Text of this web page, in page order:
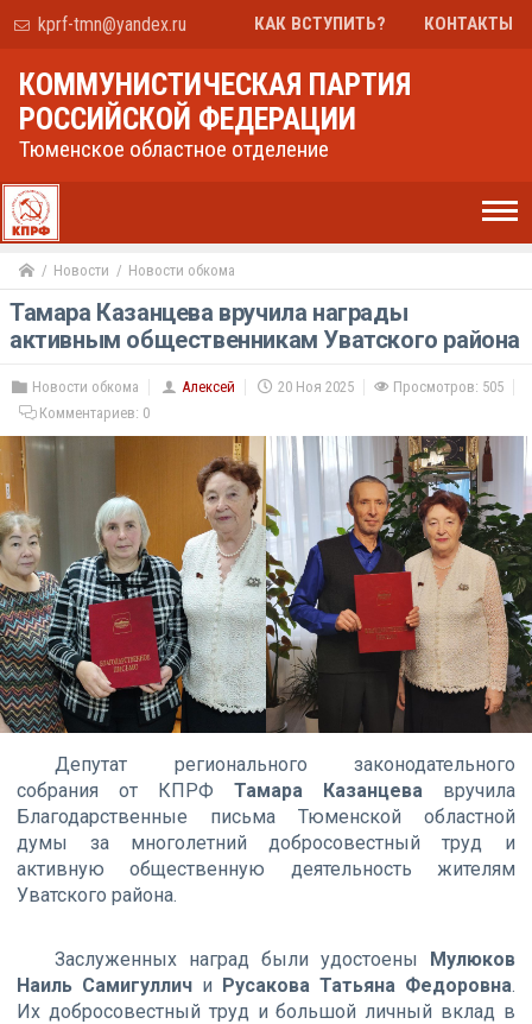
kprf-tmn@yandex.ru КАК ВСТУПИТЬ? КОНТАКТЫ
КОММУНИСТИЧЕСКАЯ ПАРТИЯ
РОССИЙСКОЙ ФЕДЕРАЦИИ
Тюменское областное отделение
Новости Новости обкома
Тамара Казанцева вручила награды
активным общественникам Уватского района
Новости обкома Алексей 20 Ноя 2025
Просмотров: 505
Комментариев: 0
Депутат регионального законодательного
собрания от КПРФ Тамара Казанцевавручила
Благодарственные письма Тюменской областной
думы за многолетний добросовестный труд и
активную общественную деятельность жителям
Уватского района.
Заслуженных наград были удостоены Мулюков
Наиль Самигуллич и Русакова Татьяна Федоровна.
Их добросовестный труд и большой личный вклад в